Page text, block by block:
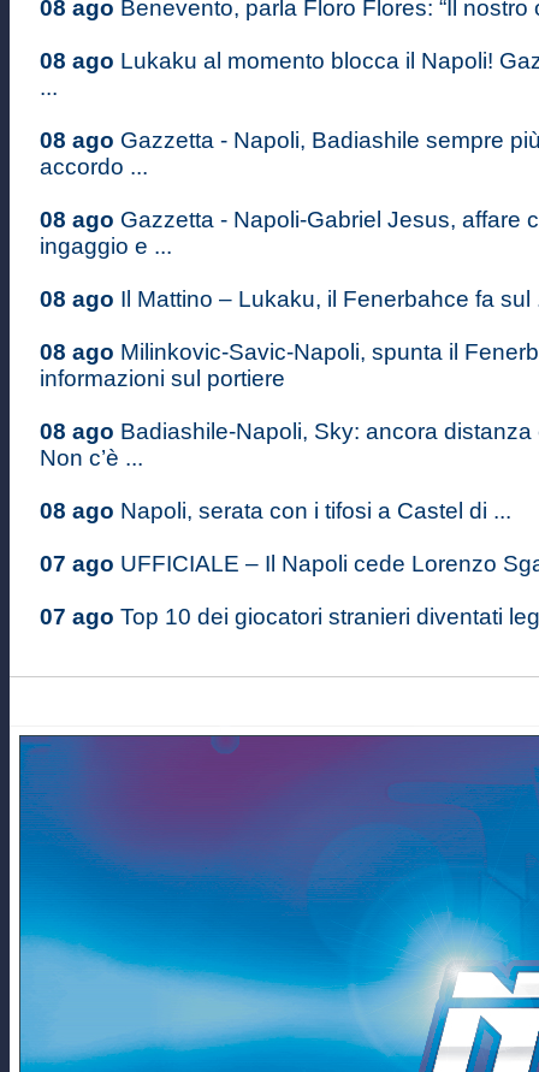
08 ago Benevento, parla Floro Flores: “Il nostro
08 ago Lukaku al momento blocca il Napoli!
...
08 ago Gazzetta - Napoli, Badiashile sempre
accordo ...
08 ago Gazzetta - Napoli-Gabriel Jesus, affare
ingaggio e ...
08 ago Il Mattino – Lukaku, il Fenerbahce fa sul
08 ago Milinkovic-Savic-Napoli, spunta il
informazioni sul portiere
08 ago Badiashile-Napoli, Sky: ancora
Non c’è ...
08 ago Napoli, serata con i tifosi a Castel di ...
07 ago UFFICIALE – Il Napoli cede Lorenzo
07 ago Top 10 dei giocatori stranieri diventati